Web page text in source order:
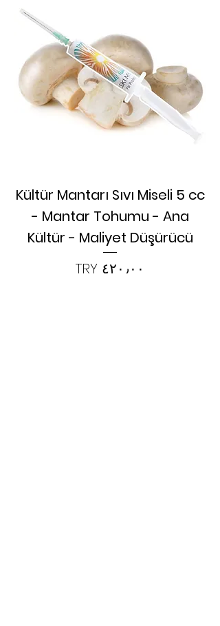
Kültür Mantarı Sıvı Miseli 5 cc
- Mantar Tohumu - Ana
Kültür - Maliyet Düşürücü
السعر